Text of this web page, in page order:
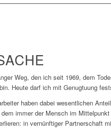
Weg, den ich seit 1969, dem
Heute darf ich mit Genugtuung
haben dabei wesentlichen
immer der Mensch im
in vernünftiger Partnerschaft